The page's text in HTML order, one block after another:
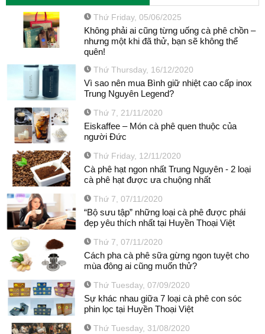
Thứ Friday, 05/06/2025
Không phải ai cũng từng uống cà phê chồn –
nhưng một khi đã thử, bạn sẽ không thể
quên!
Thứ Thursday, 16/12/2020
Vì sao nên mua Bình giữ nhiệt cao cấp inox
Trung Nguyên Legend?
Thứ 7, 21/11/2020
Eiskaffee – Món cà phê quen thuộc của
người Đức
Thứ Friday, 12/11/2020
Cà phê hạt ngon nhất Trung Nguyên - 2 loại
cà phê hạt được ưa chuộng nhất
Thứ 7, 07/11/2020
“Bộ sưu tập” những loại cà phê được phái
đẹp yêu thích nhất tại Huyền Thoại Việt
Thứ 7, 07/11/2020
Cách pha cà phê sữa gừng ngon tuyệt cho
mùa đông ai cũng muốn thử?
Thứ Tuesday, 07/09/2020
Sự khác nhau giữa 7 loại cà phê con sóc
phin lọc tại Huyền Thoại Việt
Thứ Tuesday, 31/08/2020